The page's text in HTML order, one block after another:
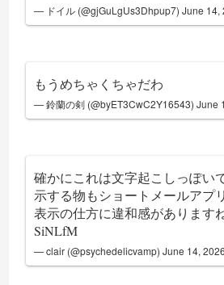
— ドイル (@gjGuLgUs3Dhpup7)June 14,
もうめちゃくちゃだわ
— 鈴蘭の剣 (@byET3CwC2Y16543)June
確かにこれは文字起こしっぽい
示する物もショートメールアプ
表示の仕方に違和感があります
SiNLfM
— clair (@psychedelicvamp)June 14, 2026